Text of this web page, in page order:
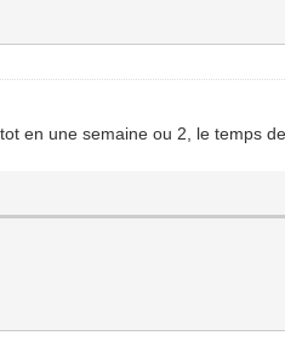
en une semaine ou 2, le temps